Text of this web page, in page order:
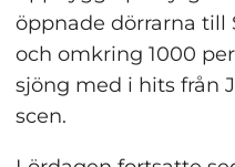
öppnade dörrarna till
och omkring 1000
sjöng med i hits från
scen.